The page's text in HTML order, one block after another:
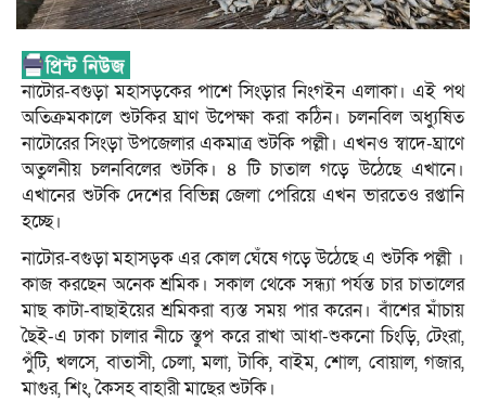
নাটোর-বগুড়া মহাসড়কের পাশে সিংড়ার নিংগইন এলাকা। এই পথ
অতিক্রমকালে শুটকির ঘ্রাণ উপেক্ষা করা কঠিন। চলনবিল অধ্যুষিত
নাটোরের সিংড়া উপজেলার একমাত্র শুটকি পল্লী। এখনও স্বাদে-ঘ্রাণে
অতুলনীয় চলনবিলের শুটকি। ৪ টি চাতাল গড়ে উঠেছে এখানে।
এখানের শুটকি দেশের বিভিন্ন জেলা পেরিয়ে এখন ভারতেও রপ্তানি
হচ্ছে।
নাটোর-বগুড়া মহাসড়ক এর কোল ঘেঁষে গড়ে উঠেছে এ শুটকি পল্লী ।
কাজ করছেন অনেক শ্রমিক। সকাল থেকে সন্ধ্যা পর্যন্ত চার চাতালের
মাছ কাটা-বাছাইয়ের শ্রমিকরা ব্যস্ত সময় পার করেন। বাঁশের মাঁচায়
ছৈই-এ ঢাকা চালার নীচে স্তুপ করে রাখা আধা-শুকনো চিংড়ি, টেংরা,
পুঁটি, খলসে, বাতাসী, চেলা, মলা, টাকি, বাইম, শোল, বোয়াল, গজার,
মাগুর, শিং, কৈসহ বাহারী মাছের শুটকি।